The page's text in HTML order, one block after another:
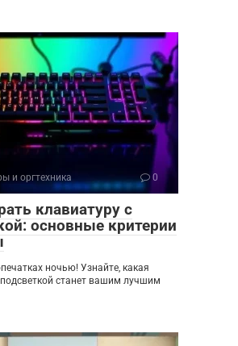
и оргтехника 0
клавиатуру с
основные критерии
ночью! Узнайте, какая
станет вашим лучшим